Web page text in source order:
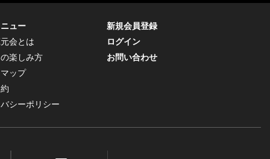
ュー
会とは
楽しみ方
ップ
シーポリシー
新規会員登録
ログイン
お問い合わせ